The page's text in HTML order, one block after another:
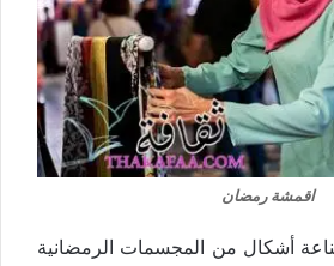
اقمشة رمضان
أشكال من المجسمات الرمضانية